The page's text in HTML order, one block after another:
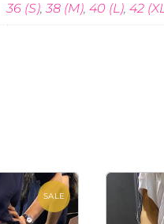
36 (S),38 (M), 40 (L), 42
SALE